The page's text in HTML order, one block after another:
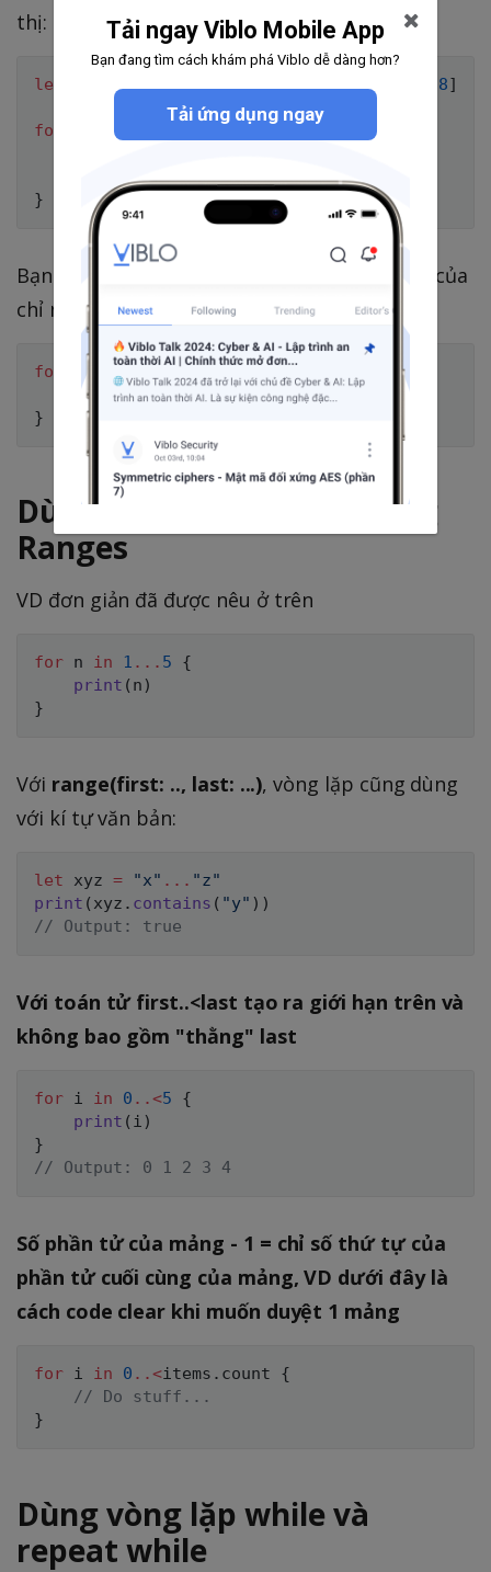
thị:
let 0.8]
for . count
{
drawPoint(x, y)
}
Bạn thông báo cho người dùng với nội dung của
chỉ người đó:
for in user .followers {
sendNotification(withUID: uid )
}
Dùng vòng lặp
trong
Ranges
VD đơn giản đã được nêu ở trên
for n in 1 ... 5
{
print ( n )
}
Với range(first: .., last: ...), vòng lặp cũng dùng
với kí tự văn bản:
let xyz = "x" ... "z"
print ( xyz . contains ( "y" ) )
// Output: true
Với toán tử first..<last tạo ra giới hạn trên và
không bao gồm "thằng" last
for i in 0 ..<5
{
print ( i )
}
// Output: 0 1 2 3 4
Số phần tử của mảng - 1 = chỉ số thứ tự của
phần tử cuối cùng của mảng, VD dưới đây là
cách code clear khi muốn duyệt 1 mảng
for i in 0 ..<items . count {
// Do stuff...
}
Dùng vòng lặp whilevà
repeat while
Tải ngay Viblo Mobile App
Bạn đang tìm cách khám phá Viblo dễ dàng hơn?
Tải ứng dụng ngay